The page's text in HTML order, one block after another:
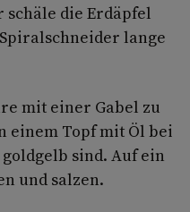
die Erd­äpfel
lange
mit einer Gabel zu
einem Topf mit Öl bei
sind. Auf ein
und salzen.